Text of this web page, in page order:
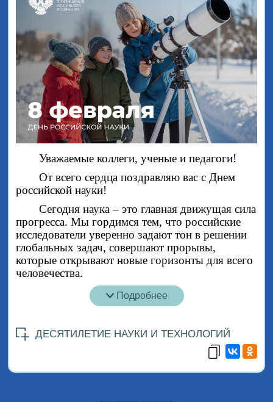
Уважаемые коллеги, ученые и педагоги!
От всего сердца поздравляю вас с Днем
российской науки!
Сегодня наука – это главная движущая сила
прогресса. Мы гордимся тем, что российские
исследователи уверенно задают тон в решении
глобальных задач, совершают прорывы,
которые открывают новые горизонты для всего
человечества.
Подробнее
ДЕСЯТИЛЕТИЕ НАУКИ И ТЕХНОЛОГИЙ